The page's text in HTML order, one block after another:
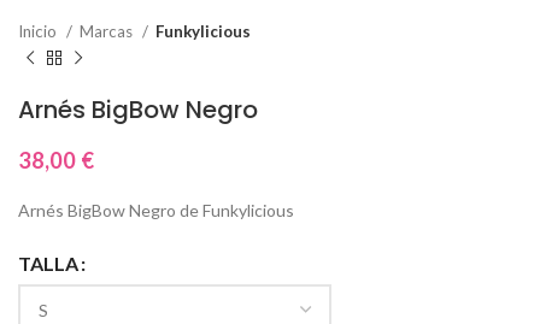
Inicio Marcas Funkylicious
Arnés BigBow Negro
38,00 €
Arnés BigBow Negro de Funkylicious
TALLA